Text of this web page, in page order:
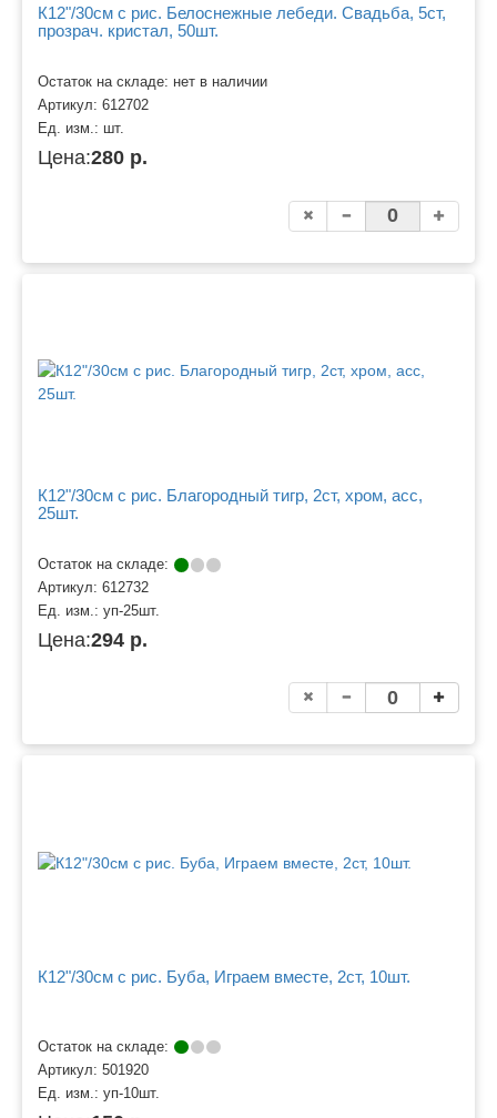
К12"/30см с рис. Белоснежные лебеди. Свадьба, 5ст,
прозрач. кристал, 50шт.
Остаток на складе: нет в наличии
Артикул: 612702
Ед. изм.: шт.
Цена:280 р.
К12"/30см с рис. Благородный тигр, 2ст, хром, асс,
25шт.
Остаток на складе:
Артикул: 612732
Ед. изм.: уп-25шт.
Цена:294 р.
К12"/30см с рис. Буба, Играем вместе, 2ст, 10шт.
Остаток на складе:
Артикул: 501920
Ед. изм.: уп-10шт.